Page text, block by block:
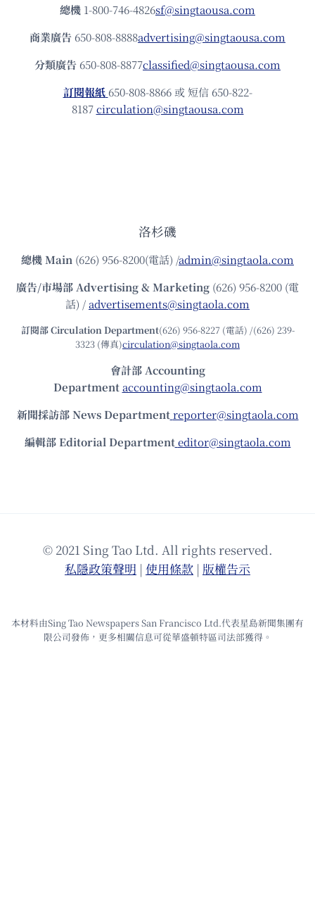
總機 1-800-746-4826sf@singtaousa.com
商業廣告 650-808-8888advertising@singtaousa.com
分類廣告 650-808-8877classified@singtaousa.com
訂閱報紙 650-808-8866 或 短信 650-822-
8187circulation@singtaousa.com
洛杉磯
總機Main (626) 956-8200(電話) /admin@singtaola.com
廣告/市場部Advertising & Marketing (626) 956-8200 (電
話) /advertisements@singtaola.com
訂閱部 Circulation Department(626) 956-8227 (電話) /(626) 239-
3323 (傳真)circulation@singtaola.com
會計部 Accounting
Department accounting@singtaola.com
新聞採訪部 News Department reporter@singtaola.com
編輯部 Editorial Department editor@singtaola.com
© 2021 Sing Tao Ltd. All rights reserved.
私隱政策聲明 | 使⽤條款 | 版權告⽰
本材料由Sing Tao Newspapers San Francisco Ltd.代表星島新聞集團有
限公司發佈，更多相關信息可從華盛頓特區司法部獲得。